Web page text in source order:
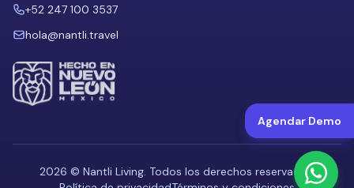
+52 247 100 3537
hola@nantli.travel
2026 © Nantli Living. Todos los derechos reservados.
Agendar Demo